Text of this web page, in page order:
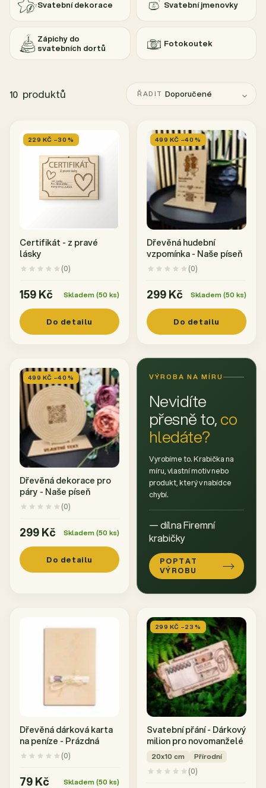
Svatební dekorace Svatební jmenovky
Zápichy do
svatebních dortů
Fotokoutek
10 produktů ŘADIT Doporučené
229 KČ –30 %
Certifikát - z pravé
lásky
(0)
159 Kč Skladem (50 ks)
Do detailu
499 KČ –40 %
Dřevěná hudební
vzpomínka - Naše píseň
(0)
299 Kč Skladem (50 ks)
Do detailu
499 KČ –40 %
Dřevěná dekorace pro
páry - Naše píseň
(0)
299 Kč Skladem (50 ks)
Do detailu
VÝROBA NA MÍRU
Nevidíte
přesně to,co
hledáte?
Vyrobíme to. Krabička na
míru, vlastní motiv nebo
produkt, který v nabídce
chybí.
— dílna Firemní
krabičky
POPTAT
VÝROBU
Dřevěná dárková karta
na peníze - Prázdná
(0)
79 Kč Skladem (50 ks)
299 KČ –23 %
Svatební přání - Dárkový
milion pro novomanželé
20x10 cm
Přírodní
(0)